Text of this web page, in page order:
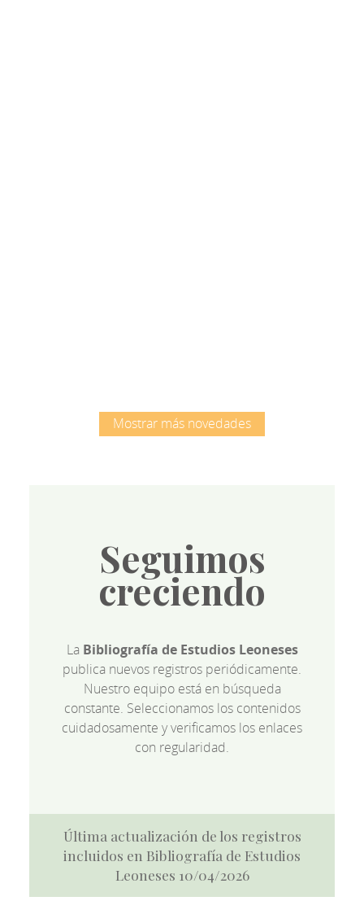
Mostrar más novedades
Seguimos
creciendo
La Bibliografía de Estudios Leoneses
publica nuevos registros periódicamente.
Nuestro equipo está en búsqueda
constante. Seleccionamos los contenidos
cuidadosamente y verificamos los enlaces
con regularidad.
Última actualización de los registros
incluidos en Bibliografía de Estudios
Leoneses 10/04/2026